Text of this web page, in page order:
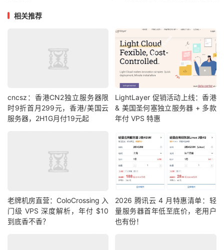
相关推荐
cncsz：香港CN2独立服务器限
时9折首月299元，香港/美国云
服务器，2H1G月付19元起
LightLayer 促销活动上线：香港
& 美国圣何塞独立服务器 + 多款
年付 VPS 特惠
老牌机房直营：ColoCrossing 入
门级 VPS 深度解析，年付 $10
到底香不香？
2026 腾讯云 4 月特惠清单：轻
量服务器首年低至底价，老用户
也有份！